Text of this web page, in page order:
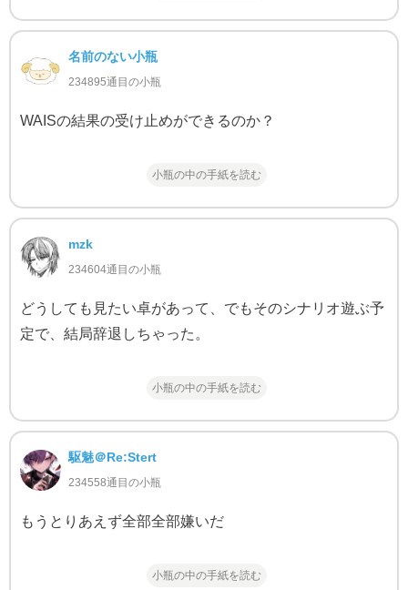
名前のない小瓶
234895通目の小瓶
WAISの結果の受け止めができるのか？
小瓶の中の手紙を読む
mzk
234604通目の小瓶
どうしても見たい卓があって、でもそのシナリオ遊ぶ予
定で、結局辞退しちゃった。
小瓶の中の手紙を読む
駆魅＠Re:Stert
234558通目の小瓶
もうとりあえず全部全部嫌いだ
小瓶の中の手紙を読む